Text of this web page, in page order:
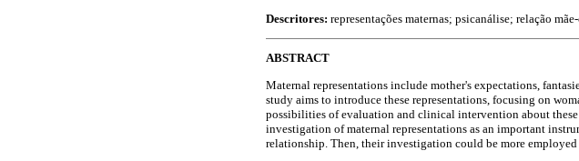
Descritores: representações maternas; psicanálise; relação
ABSTRACT
Maternal representations include mother's expectations,
study aims to introduce these representations, focusing on
possibilities of evaluation and clinical intervention about
investigation of maternal representations as an important
relationship. Then, their investigation could be more